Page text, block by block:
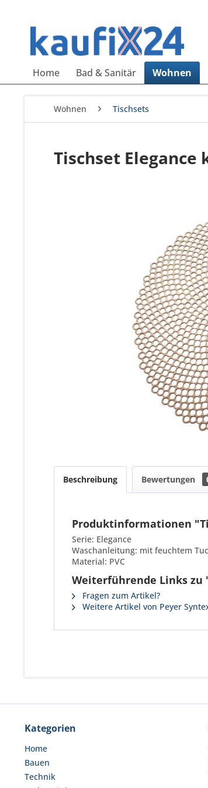
Home Bad & Sanitär Wohnen
Wohnen Tischsets
Tischset Elegance
Beschreibung Bewertungen
Produktinformationen
Serie: Elegance
Waschanleitung: mit feuchtem
Material: PVC
Weiterführende Links zu
Fragen zum Artikel?
Weitere Artikel von Peyer
Kategorien
Home
Bauen
Technik